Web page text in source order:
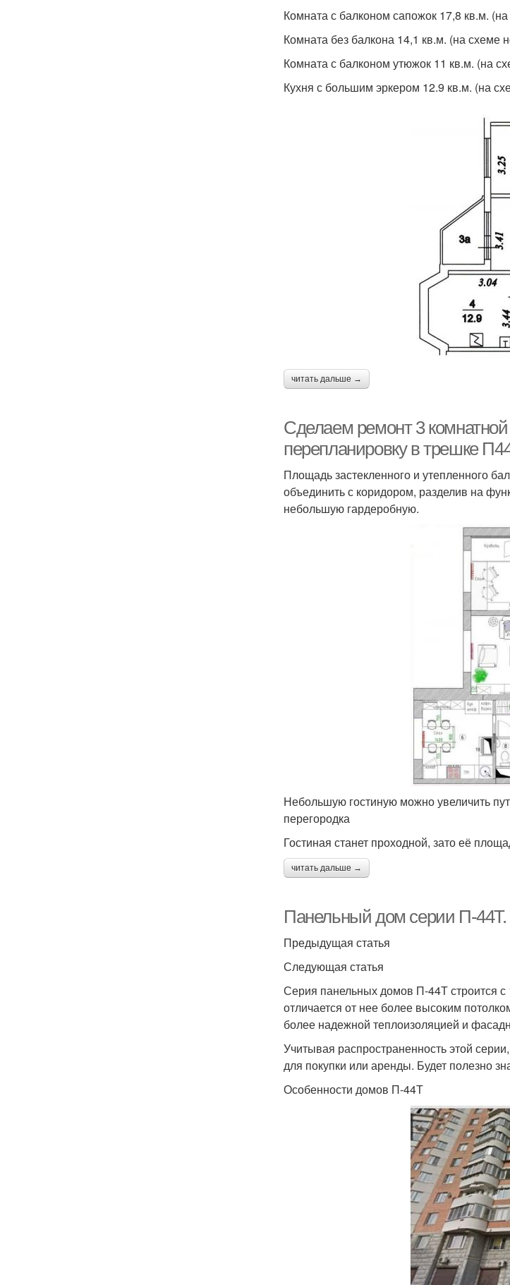
Комната с балконом сапожок 17,8 кв.м.
Комната без балкона 14,1 кв.м. (на схеме
Комната с балконом утюжок 11 кв.м. (на
Кухня с большим эркером 12.9 кв.м. (на
читать дальше →
Сделаем ремонт 3
перепланировку в трешке
Площадь застекленного и утепленного
объединить с коридором, разделив на
небольшую гардеробную.
Небольшую гостиную можно увеличить
перегородка
Гостиная станет проходной, зато её
читать дальше →
Панельный дом серии П-
Предыдущая статья
Следующая статья
Серия панельных домов П-44Т строится
отличается от нее более высоким
более надежной теплоизоляцией и
Учитывая распространенность этой
для покупки или аренды. Будет полезно
Особенности домов П-44Т